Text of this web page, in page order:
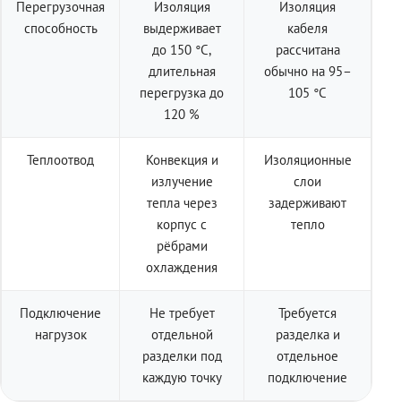
Перегрузочная
способность
Изоляция
выдерживает
до 150 °C,
длительная
перегрузка до
120 %
Изоляция
кабеля
рассчитана
обычно на 95–
105 °C
Теплоотвод
Конвекция и
излучение
тепла через
корпус с
рёбрами
охлаждения
Изоляционные
слои
задерживают
тепло
Подключение
нагрузок
Не требует
отдельной
разделки под
каждую точку
Требуется
разделка и
отдельное
подключение